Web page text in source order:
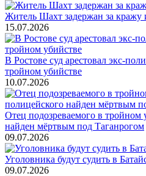
Житель Шахт задержан за кражу
15.07.2026
В Ростове суд арестовал экс-
тройном убийстве
10.07.2026
Отец подозреваемого в тройном
найден мёртвым под Таганрогом
09.07.2026
Уголовника будут судить в
09.07.2026